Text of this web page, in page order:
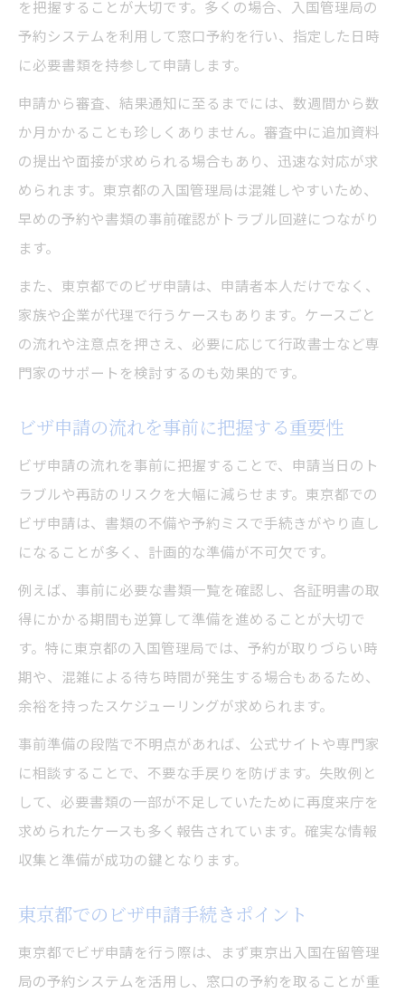
意点
ビザ申請の自力と依頼、選び方のポイント
行政書士利用時のビザ申請サポート内容
東京都でビザ申請を安心して進める選択肢
初めてでも安心な東京都のビザ申請ガイド
ビザ申請初心者が安心できる東京都の手順
東京都で初めてビザ申請する人へのガイド
点
を把握することが大切です。多くの場合、入国管理局の
予約システムを利用して窓口予約を行い、指定した日時
に必要書類を持参して申請します。
申請から審査、結果通知に至るまでには、数週間から数
か月かかることも珍しくありません。審査中に追加資料
の提出や面接が求められる場合もあり、迅速な対応が求
められます。東京都の入国管理局は混雑しやすいため、
早めの予約や書類の事前確認がトラブル回避につながり
ます。
また、東京都でのビザ申請は、申請者本人だけでなく、
家族や企業が代理で行うケースもあります。ケースごと
の流れや注意点を押さえ、必要に応じて行政書士など専
門家のサポートを検討するのも効果的です。
ビザ申請の流れを事前に把握する重要性
ビザ申請の流れを事前に把握することで、申請当日のト
ラブルや再訪のリスクを大幅に減らせます。東京都での
ビザ申請は、書類の不備や予約ミスで手続きがやり直し
になることが多く、計画的な準備が不可欠です。
例えば、事前に必要な書類一覧を確認し、各証明書の取
得にかかる期間も逆算して準備を進めることが大切で
す。特に東京都の入国管理局では、予約が取りづらい時
期や、混雑による待ち時間が発生する場合もあるため、
余裕を持ったスケジューリングが求められます。
事前準備の段階で不明点があれば、公式サイトや専門家
に相談することで、不要な手戻りを防げます。失敗例と
して、必要書類の一部が不足していたために再度来庁を
求められたケースも多く報告されています。確実な情報
収集と準備が成功の鍵となります。
東京都でのビザ申請手続きポイント
東京都でビザ申請を行う際は、まず東京出入国在留管理
局の予約システムを活用し、窓口の予約を取ることが重